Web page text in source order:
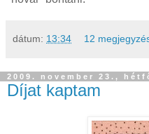
dátum: 13:34 12
2009. november 23.,
Díjat kaptam